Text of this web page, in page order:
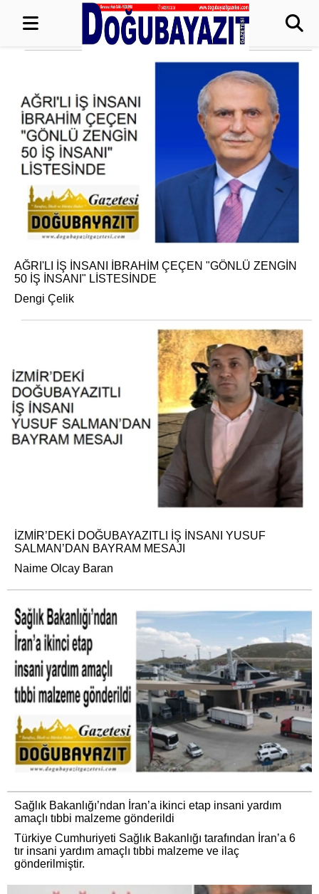
AĞRI'LI İŞ İNSANI İBRAHİM ÇEÇEN "GÖNLÜ ZENGİN
50 İŞ İNSANI" LİSTESİNDE
Dengi Çelik
İZMİR’DEKİ DOĞUBAYAZITLI İŞ İNSANI YUSUF
SALMAN’DAN BAYRAM MESAJI
Naime Olcay Baran
Sağlık Bakanlığı’ndan İran’a ikinci etap insani yardım
amaçlı tıbbi malzeme gönderildi
Türkiye Cumhuriyeti Sağlık Bakanlığı tarafından İran’a 6
tır insani yardım amaçlı tıbbi malzeme ve ilaç
gönderilmiştir.